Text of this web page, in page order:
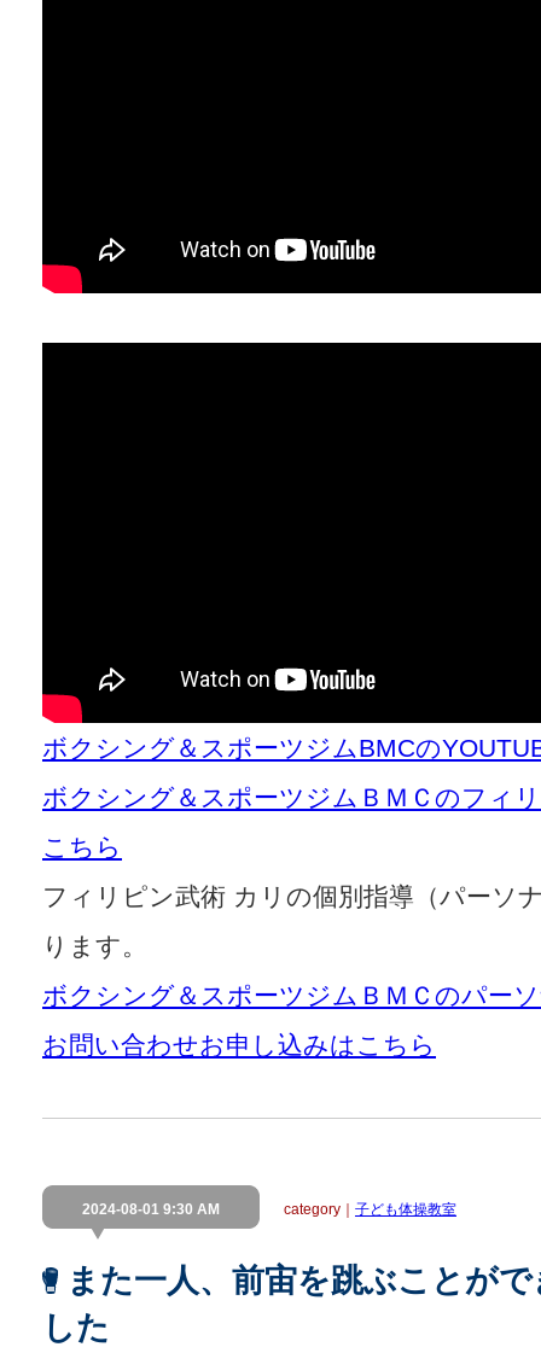
ボクシング＆スポーツジムBMCの
ボクシング＆スポーツジムＢＭＣのフィ
こちら
フィリピン武術 カリの個別指導（パーソ
ります。
ボクシング＆スポーツジムＢＭＣのパー
お問い合わせお申し込みはこちら
2024-08-01 9:30 AM category｜ 子ども体操教室
また一人、前宙を跳ぶことが
した